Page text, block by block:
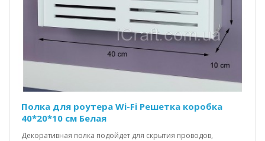
Полка для роутера Wi-Fi Решетка коробка
40*20*10 см Белая
Декоративная полка подойдет для скрытия проводов,